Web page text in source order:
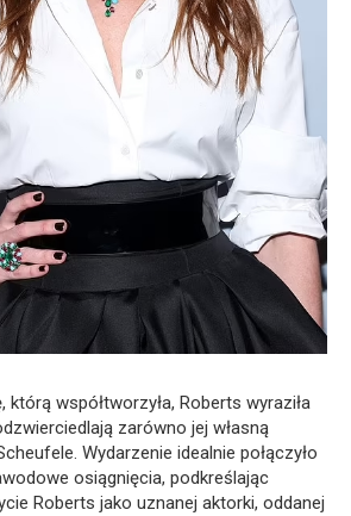
którą współtworzyła, Roberts wyraziła
zarówno jej własną
Wydarzenie idealnie połączyło
osiągnięcia, podkreślając
Roberts jako uznanej aktorki, oddanej